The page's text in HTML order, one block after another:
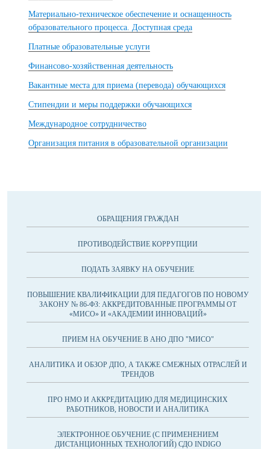
Материально-техническое обеспечение и оснащенность
образовательного процесса. Доступная среда
Платные образовательные услуги
Финансово-хозяйственная деятельность
Вакантные места для приема (перевода) обучающихся
Стипендии и меры поддержки обучающихся
Международное сотрудничество
Организация питания в образовательной организации
ОБРАЩЕНИЯ ГРАЖДАН
ПРОТИВОДЕЙСТВИЕ КОРРУПЦИИ
ПОДАТЬ ЗАЯВКУ НА ОБУЧЕНИЕ
ПОВЫШЕНИЕ КВАЛИФИКАЦИИ ДЛЯ ПЕДАГОГОВ ПО НОВОМУ
ЗАКОНУ № 86-ФЗ: АККРЕДИТОВАННЫЕ ПРОГРАММЫ ОТ
«МИСО» И «АКАДЕМИИ ИННОВАЦИЙ»
ПРИЕМ НА ОБУЧЕНИЕ В АНО ДПО "МИСО"
АНАЛИТИКА И ОБЗОР ДПО, А ТАКЖЕ СМЕЖНЫХ ОТРАСЛЕЙ И
ТРЕНДОВ
ПРО НМО И АККРЕДИТАЦИЮ ДЛЯ МЕДИЦИНСКИХ
РАБОТНИКОВ, НОВОСТИ И АНАЛИТИКА
ЭЛЕКТРОННОЕ ОБУЧЕНИЕ (С ПРИМЕНЕНИЕМ
ДИСТАНЦИОННЫХ ТЕХНОЛОГИЙ) СДО INDIGO